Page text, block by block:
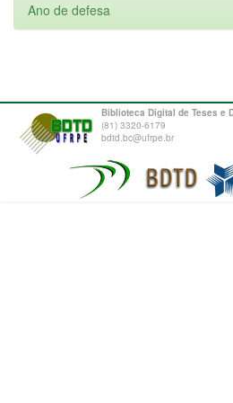
Ano de defesa
Biblioteca Digital de Teses e
(81) 3320-6179
bdtd.bc@ufrpe.br